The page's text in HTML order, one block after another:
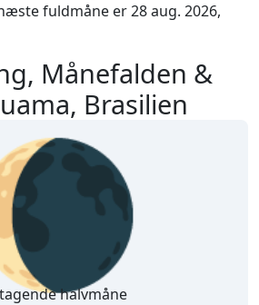
Månefalden &
Brasilien
fuldmåne er 28 aug. 2026,
halvmåne